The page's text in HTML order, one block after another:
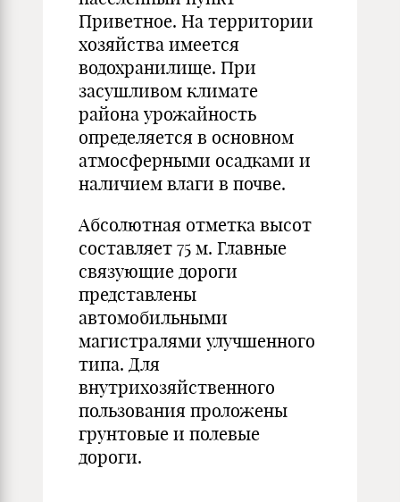
Приветное. На территории
хозяйства имеется
водохранилище. При
засушливом климате
района урожайность
определяется в основном
атмосферными осадками и
наличием влаги в почве.
Абсолютная отметка высот
составляет 75 м. Главные
связующие дороги
представлены
автомобильными
магистралями улучшенного
типа. Для
внутрихозяйственного
пользования проложены
грунтовые и полевые
дороги.